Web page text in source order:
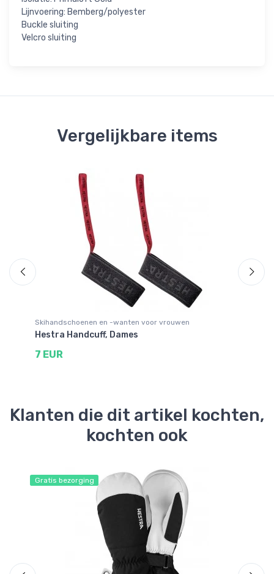
Lijnvoering: Bemberg/polyester
Buckle sluiting
Velcro sluiting
Vergelijkbare items
Skihandschoenen en -wanten voor vrouwen
Hestra Handcuff, Dames
7 EUR
Klanten die dit artikel kochten,
kochten ook
Gratis bezorging